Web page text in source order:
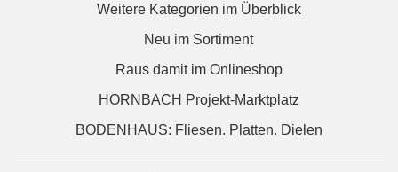
Weitere Kategorien im Überblick
Neu im Sortiment
Raus damit im Onlineshop
HORNBACH Projekt-Marktplatz
BODENHAUS: Fliesen. Platten. Dielen